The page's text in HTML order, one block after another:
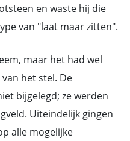
en waste hij die
van "laat maar zitten".
maar het had wel
het stel. De
bijgelegd; ze werden
Uiteindelijk gingen
alle mogelijke